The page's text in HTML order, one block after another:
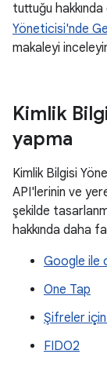
tuttuğu
Yöneticisi'nde
makaleyi
Kimlik
yapma
Kimlik Bilgisi
API'lerinin ve
şekilde
hakkında daha
Google ile
One Tap
Şifreler
FIDO2